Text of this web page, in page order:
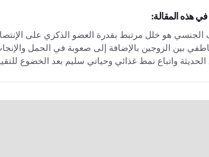
هذه المقالة:
الجنسي هو خلل مرتبط بقدرة العضو الذكري على
بين الزوجين بالإضافة إلى صعوبة في الحمل
الحديثة واتباع نمط غذائي وحياتي سليم بعد الخضوع